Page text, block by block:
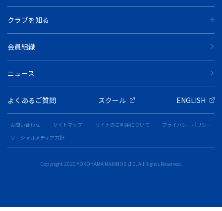
クラブを知る
会員組織
ニュース
よくあるご質問 スクール ENGLISH
お問い合わせ サイトマップ サイトのご利用について
プライバシーポリシー
ソーシャルメディア方針
Copyright 2020 YOKOHAMA MARINOS LTD. All Rights Reserved.